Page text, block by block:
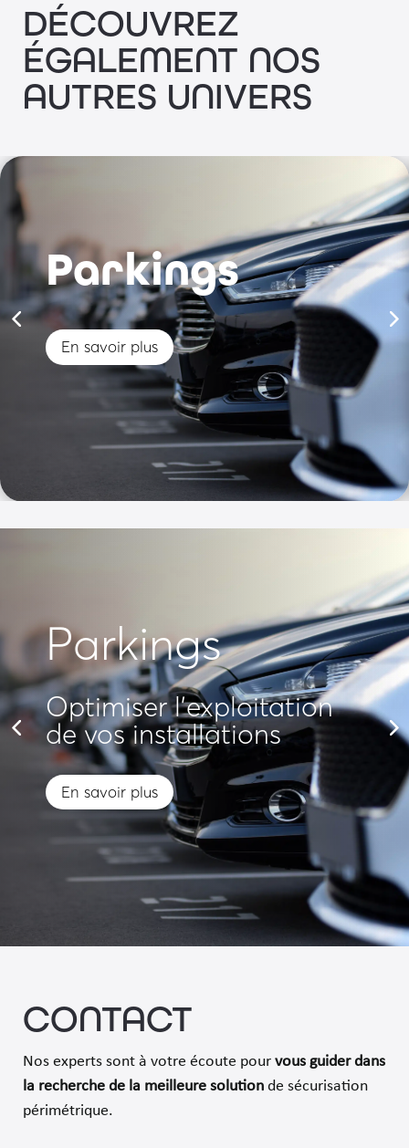
DÉCOUVREZ
ÉGALEMENT NOS
AUTRES UNIVERS
Parkings
En savoir plus
Parkings
Optimiser l'exploitation
de vos installations
En savoir plus
CONTACT
Nos experts sont à votre écoute pour vous guider dans
la recherche de la meilleure solutionde sécurisation
périmétrique.